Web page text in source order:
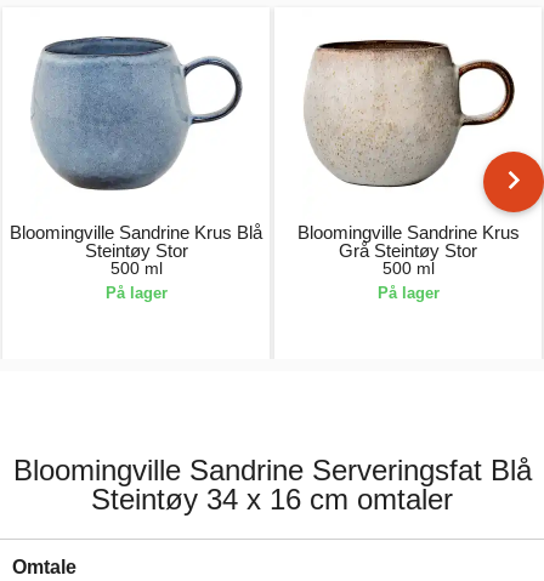
Bloomingville Sandrine Krus Blå
Steintøy Stor
500 ml
På lager
Bloomingville Sandrine Krus
Grå Steintøy Stor
500 ml
På lager
Bloomingville Sandrine Serveringsfat Blå
Steintøy 34 x 16 cm omtaler
Omtale